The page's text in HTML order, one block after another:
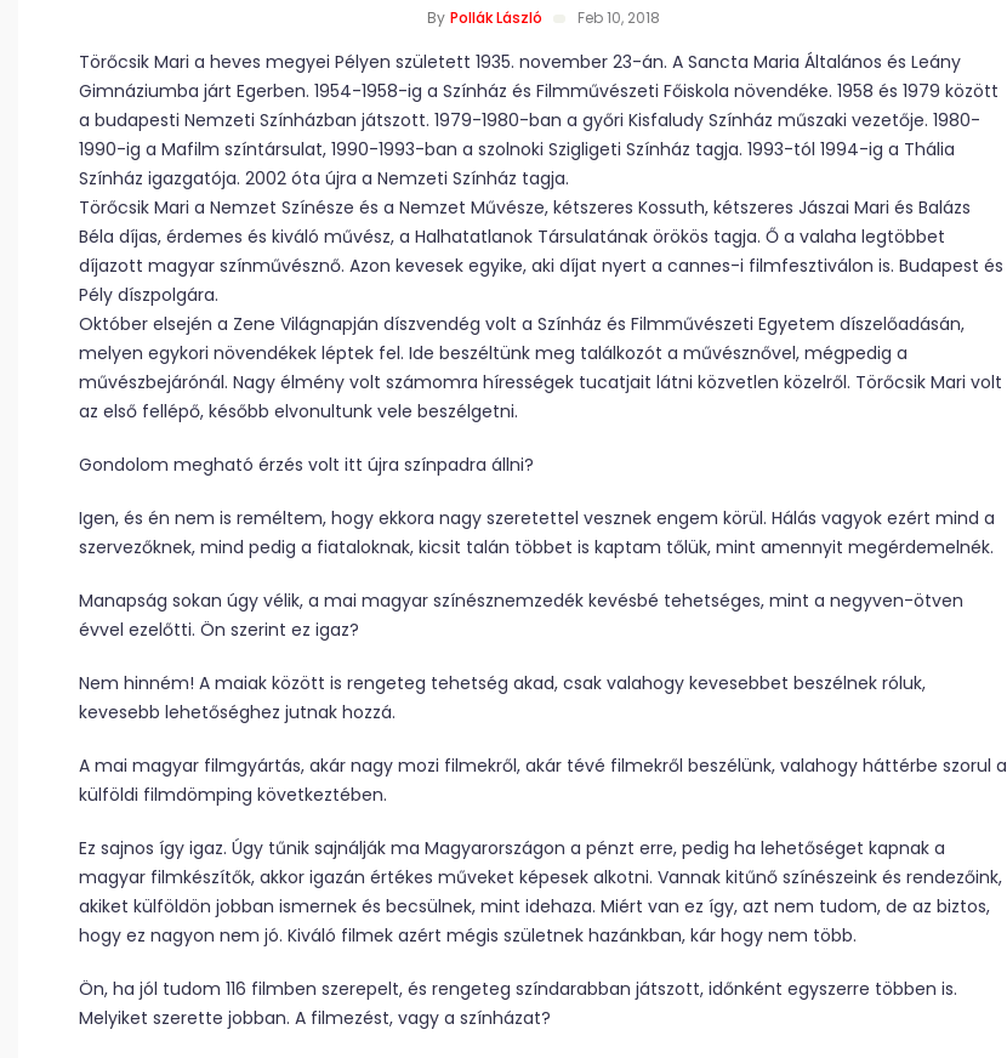
By Pollák László Feb 10, 2018
Törőcsik Mari a heves megyei Pélyen született 1935. november 23-án. A Sancta Maria Általános és Leány
Gimnáziumba járt Egerben. 1954-1958-ig a Színház és Filmművészeti Főiskola növendéke. 1958 és 1979 között
a budapesti Nemzeti Színházban játszott. 1979-1980-ban a győri Kisfaludy Színház műszaki vezetője. 1980-
1990-ig a Mafilm színtársulat, 1990-1993-ban a szolnoki Szigligeti Színház tagja. 1993-tól 1994-ig a Thália
Színház igazgatója. 2002 óta újra a Nemzeti Színház tagja.
Törőcsik Mari a Nemzet Színésze és a Nemzet Művésze, kétszeres Kossuth, kétszeres Jászai Mari és Balázs
Béla díjas, érdemes és kiváló művész, a Halhatatlanok Társulatának örökös tagja. Ő a valaha legtöbbet
díjazott magyar színművésznő. Azon kevesek egyike, aki díjat nyert a cannes-i filmfesztiválon is. Budapest és
Pély díszpolgára.
Október elsején a Zene Világnapján díszvendég volt a Színház és Filmművészeti Egyetem díszelőadásán,
melyen egykori növendékek léptek fel. Ide beszéltünk meg találkozót a művésznővel, mégpedig a
művészbejárónál. Nagy élmény volt számomra hírességek tucatjait látni közvetlen közelről. Törőcsik Mari volt
az első fellépő, később elvonultunk vele beszélgetni.
Gondolom megható érzés volt itt újra színpadra állni?
Igen, és én nem is reméltem, hogy ekkora nagy szeretettel vesznek engem körül. Hálás vagyok ezért mind a
szervezőknek, mind pedig a fiataloknak, kicsit talán többet is kaptam tőlük, mint amennyit megérdemelnék.
Manapság sokan úgy vélik, a mai magyar színésznemzedék kevésbé tehetséges, mint a negyven-ötven
évvel ezelőtti. Ön szerint ez igaz?
Nem hinném! A maiak között is rengeteg tehetség akad, csak valahogy kevesebbet beszélnek róluk,
kevesebb lehetőséghez jutnak hozzá.
A mai magyar filmgyártás, akár nagy mozi filmekről, akár tévé filmekről beszélünk, valahogy háttérbe szorul a
külföldi filmdömping következtében.
Ez sajnos így igaz. Úgy tűnik sajnálják ma Magyarországon a pénzt erre, pedig ha lehetőséget kapnak a
magyar filmkészítők, akkor igazán értékes műveket képesek alkotni. Vannak kitűnő színészeink és rendezőink,
akiket külföldön jobban ismernek és becsülnek, mint idehaza. Miért van ez így, azt nem tudom, de az biztos,
hogy ez nagyon nem jó. Kiváló filmek azért mégis születnek hazánkban, kár hogy nem több.
Ön, ha jól tudom 116 filmben szerepelt, és rengeteg színdarabban játszott, időnként egyszerre többen is.
Melyiket szerette jobban. A filmezést, vagy a színházat?